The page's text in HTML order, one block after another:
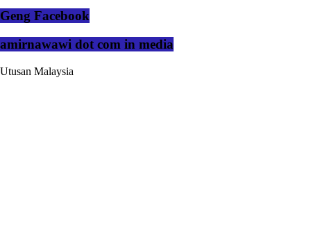
Geng Facebook
amirnawawi dot com in media
Utusan Malaysia